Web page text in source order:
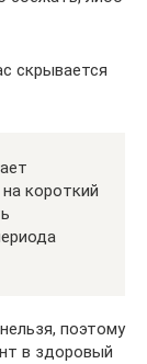
скрывается
короткий
поэтому
в здоровый